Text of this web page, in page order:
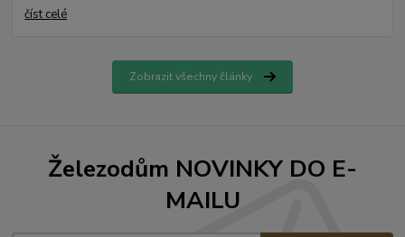
číst celé
Zobrazit všechny články
Železodům NOVINKY DO E-
MAILU